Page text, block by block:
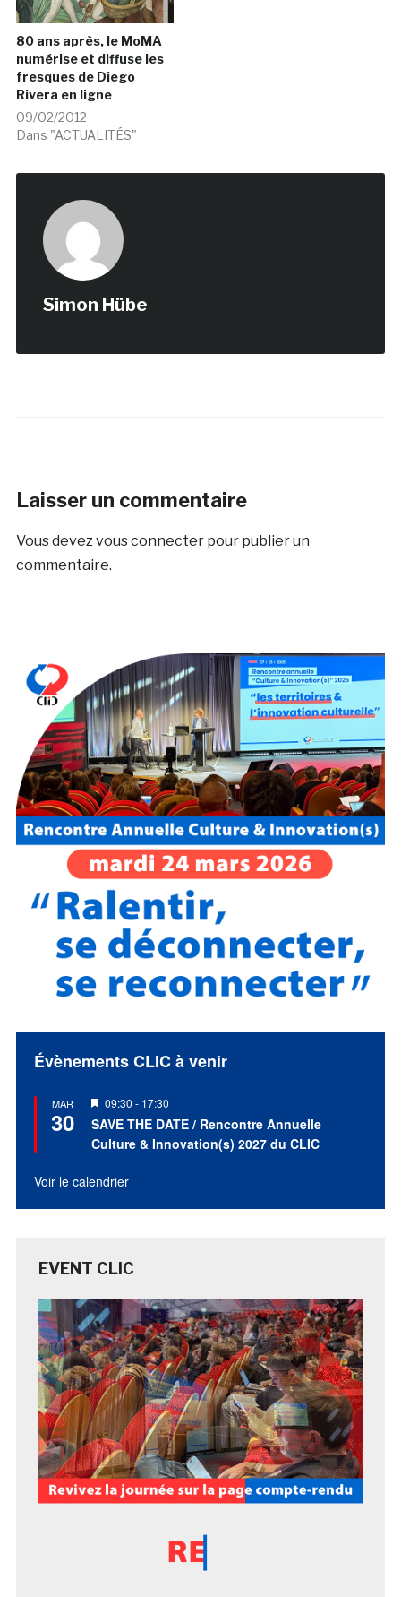
80 ans après, le MoMA
numérise et diffuse les
fresques de Diego
Rivera en ligne
09/02/2012
Dans "ACTUALITÉS"
Simon Hübe
Laisser un commentaire
Vous devezvous connecterpour publier un
commentaire.
Évènements CLIC à venir
MAR
30
Mis
en
avant
09:30 - 17:30
SAVE THE DATE / Rencontre Annuelle
Culture & Innovation(s) 2027 du CLIC
Voir le calendrier
EVENT CLIC